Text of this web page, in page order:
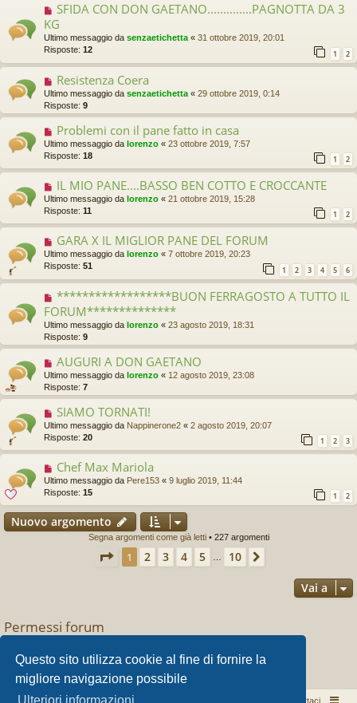
Questo sito utilizza cookie al fine di fornire la
migliore navigazione possibile
SFIDA CON DON GAETANO..............PAGNOTTA DA 3
KG
Ultimo messaggio da senzaetichetta « 31 ottobre 2019, 20:01
Risposte: 12 1 2
Resistenza Coera
Ultimo messaggio da senzaetichetta « 29 ottobre 2019, 0:14
Risposte: 9
Problemi con il pane fatto in casa
Ultimo messaggio da lorenzo « 23 ottobre 2019, 7:57
Risposte: 18 1 2
IL MIO PANE....BASSO BEN COTTO E CROCCANTE
Ultimo messaggio da lorenzo « 21 ottobre 2019, 15:28
Risposte: 11 1 2
GARA X IL MIGLIOR PANE DEL FORUM
Ultimo messaggio da lorenzo « 7 ottobre 2019, 20:23
Risposte: 51 1 2 3 4 5 6
******************BUON FERRAGOSTO A TUTTO IL
FORUM**************
Ultimo messaggio da lorenzo « 23 agosto 2019, 18:31
Risposte: 9
AUGURI A DON GAETANO
Ultimo messaggio da lorenzo « 12 agosto 2019, 23:08
Risposte: 7
SIAMO TORNATI!
Ultimo messaggio da Nappinerone2 « 2 agosto 2019, 20:07
Risposte: 20 1 2 3
Chef Max Mariola
Ultimo messaggio da Pere153 « 9 luglio 2019, 11:44
Risposte: 15 1 2
Nuovo argomento
Segna argomenti come già letti• 227 argomenti
Pagina di 10
1 2 3 4 5 … 10
Vai a
Permessi forum
Non puoirispondere negli argomenti
Non puoi
Non puoicancellare i tuoi messaggi
Pizza per passione enon solo... Contattaci